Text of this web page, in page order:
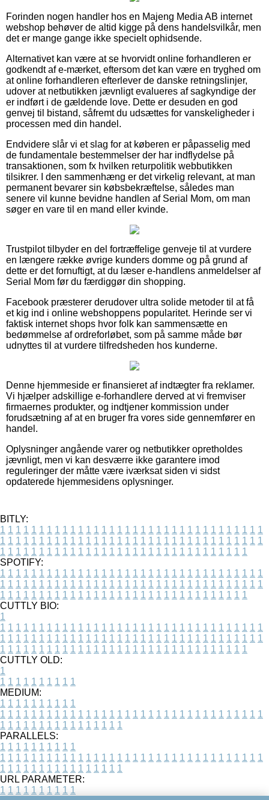
Forinden nogen handler hos en Majeng Media AB internet
webshop behøver de altid kigge på dens handelsvilkår, men
det er mange gange ikke specielt ophidsende.
Alternativet kan være at se hvorvidt online forhandleren er
godkendt af e-mærket, eftersom det kan være en tryghed om
at online forhandleren efterlever de danske retningslinjer,
udover at netbutikken jævnligt evalueres af sagkyndige der
er indført i de gældende love. Dette er desuden en god
genvej til bistand, såfremt du udsættes for vanskeligheder i
processen med din handel.
Endvidere slår vi et slag for at køberen er påpasselig med
de fundamentale bestemmelser der har indflydelse på
transaktionen, som fx hvilken returpolitik webbutikken
tilsikrer. I den sammenhæng er det virkelig relevant, at man
permanent bevarer sin købsbekræftelse, således man
senere vil kunne bevidne handlen af Serial Mom, om man
søger en vare til en mand eller kvinde.
Trustpilot tilbyder en del fortræffelige genveje til at vurdere
en længere række øvrige kunders domme og på grund af
dette er det fornuftigt, at du læser e-handlens anmeldelser af
Serial Mom før du færdiggør din shopping.
Facebook præsterer derudover ultra solide metoder til at få
et kig ind i online webshoppens popularitet. Herinde ser vi
faktisk internet shops hvor folk kan sammensætte en
bedømmelse af ordreforløbet, som på samme måde bør
udnyttes til at vurdere tilfredsheden hos kunderne.
Denne hjemmeside er finansieret af indtægter fra reklamer.
Vi hjælper adskillige e-forhandlere derved at vi fremviser
firmaernes produkter, og indtjener kommission under
forudsætning af at en bruger fra vores side gennemfører en
handel.
Oplysninger angående varer og netbutikker opretholdes
jævnligt, men vi kan desværre ikke garantere imod
reguleringer der måtte være iværksat siden vi sidst
opdaterede hjemmesidens oplysninger.
BITLY:
1 1 1 1 1 1 1 1 1 1 1 1 1 1 1 1 1 1 1 1 1 1 1 1 1 1 1 1 1 1 1 1 1 1
1 1 1 1 1 1 1 1 1 1 1 1 1 1 1 1 1 1 1 1 1 1 1 1 1 1 1 1 1 1 1 1 1 1
1 1 1 1 1 1 1 1 1 1 1 1 1 1 1 1 1 1 1 1 1 1 1 1 1 1 1 1 1 1 1 1
SPOTIFY:
1 1 1 1 1 1 1 1 1 1 1 1 1 1 1 1 1 1 1 1 1 1 1 1 1 1 1 1 1 1 1 1 1 1
1 1 1 1 1 1 1 1 1 1 1 1 1 1 1 1 1 1 1 1 1 1 1 1 1 1 1 1 1 1 1 1 1 1
1 1 1 1 1 1 1 1 1 1 1 1 1 1 1 1 1 1 1 1 1 1 1 1 1 1 1 1 1 1 1 1
CUTTLY BIO:
1
1 1 1 1 1 1 1 1 1 1 1 1 1 1 1 1 1 1 1 1 1 1 1 1 1 1 1 1 1 1 1 1 1 1
1 1 1 1 1 1 1 1 1 1 1 1 1 1 1 1 1 1 1 1 1 1 1 1 1 1 1 1 1 1 1 1 1 1
1 1 1 1 1 1 1 1 1 1 1 1 1 1 1 1 1 1 1 1 1 1 1 1 1 1 1 1 1 1 1 1
CUTTLY OLD:
1
1 1 1 1 1 1 1 1 1 1
MEDIUM:
1 1 1 1 1 1 1 1 1 1
1 1 1 1 1 1 1 1 1 1 1 1 1 1 1 1 1 1 1 1 1 1 1 1 1 1 1 1 1 1 1 1 1 1
1 1 1 1 1 1 1 1 1 1 1 1 1 1 1 1
PARALLELS:
1 1 1 1 1 1 1 1 1 1
1 1 1 1 1 1 1 1 1 1 1 1 1 1 1 1 1 1 1 1 1 1 1 1 1 1 1 1 1 1 1 1 1 1
1 1 1 1 1 1 1 1 1 1 1 1 1 1 1 1
URL PARAMETER:
1 1 1 1 1 1 1 1 1 1